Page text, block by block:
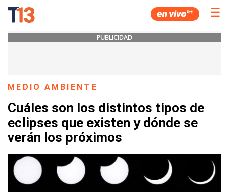
☰
PUBLICIDAD
MEDIO AMBIENTE
Cuáles son los distintos tipos de
eclipses que existen y dónde se
verán los próximos